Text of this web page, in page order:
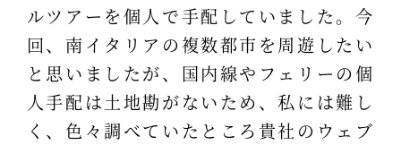
ルツアーを個人で手配していました。今
回、南イタリアの複数都市を周遊したい
と思いましたが、国内線やフェリーの個
人手配は土地勘がないため、私には難し
く、色々調べていたところ貴社のウェブ